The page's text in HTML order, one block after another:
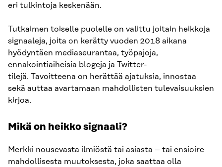
eri tulkintoja keskenään.
Tutkaimen toiselle puolelle on valittu joitain heikkoja
signaaleja, joita on kerätty vuoden 2018 aikana
hyödyntäen mediaseurantaa, työpajoja,
ennakointiaiheisia blogeja ja Twitter-
tilejä. Tavoitteena on herättää ajatuksia, innostaa
sekä auttaa avartamaan mahdollisten tulevaisuuksien
kirjoa.
Mikä on heikko signaali?
Merkki nousevasta ilmiöstä tai asiasta – tai ensioire
mahdollisesta muutoksesta, joka saattaa olla